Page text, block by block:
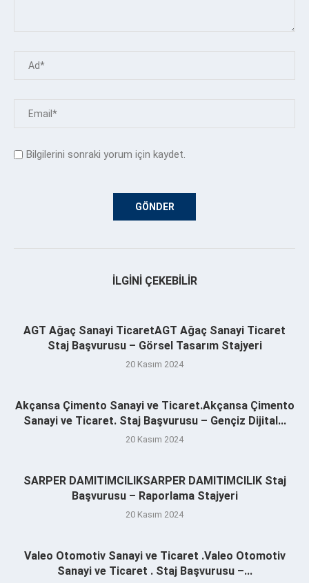
Bilgilerini sonraki yorum için kaydet.
İLGINI ÇEKEBILIR
AGT Ağaç Sanayi TicaretAGT Ağaç Sanayi Ticaret
Staj Başvurusu – Görsel Tasarım Stajyeri
20 Kasım 2024
Akçansa Çimento Sanayi ve Ticaret.Akçansa Çimento
Sanayi ve Ticaret. Staj Başvurusu – Gençiz Dijital...
20 Kasım 2024
SARPER DAMITIMCILIKSARPER DAMITIMCILIK Staj
Başvurusu – Raporlama Stajyeri
20 Kasım 2024
Valeo Otomotiv Sanayi ve Ticaret .Valeo Otomotiv
Sanayi ve Ticaret . Staj Başvurusu –...